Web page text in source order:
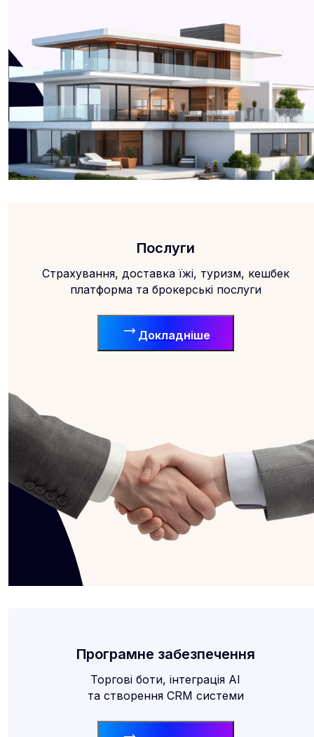
Послуги
Страхування, доставка їжі, туризм, кешбек
платформа та брокерські послуги
Докладніше
Програмне забезпечення
Торгові боти, інтеграція AI
та створення CRM системи